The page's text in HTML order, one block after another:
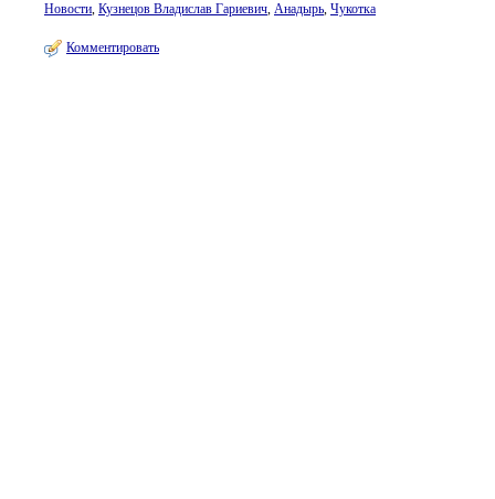
Новости, Кузнецов Владислав Гариевич, Анадырь, Чукотка
Комментировать